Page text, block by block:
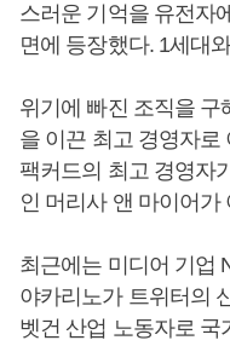
스러운 기억을 유전자
면에 등장했다. 1세대
위기에 빠진 조직을 구
을 이끈 최고 경영자로
팩커드의 최고 경영자
인 머리사 앤 마이어
최근에는 미디어 기업
야카리노가 트위터의
벳건 산업 노동자로 국